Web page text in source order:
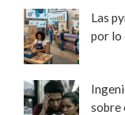
Las
por lo
sobre